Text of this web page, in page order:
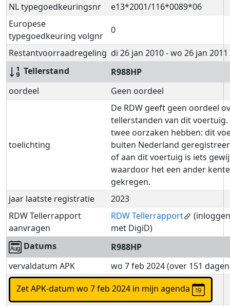
NL typegoedkeuringsnr
e13*2001/116*0089*06
Europese
typegoedkeuring volgnr
0
Restantvoorraadregeling di 26 jan 2010 - wo 26 jan 2011
Tellerstand
R988HP
oordeel
Geen oordeel
toelichting
De RDW geeft geen oordeel
tellerstanden van dit voertuig.
twee oorzaken hebben: dit
buiten Nederland
of aan dit voertuig is iets
waardoor het een ander
gekregen.
jaar laatste registratie
2023
RDW Tellerrapport
aanvragen
RDW Tellerrapport
met DigiD)
Datums
R988HP
vervaldatum APK
wo 7 feb 2024 (over 151
Zet APK-datum wo 7 feb 2024 in mijn agenda